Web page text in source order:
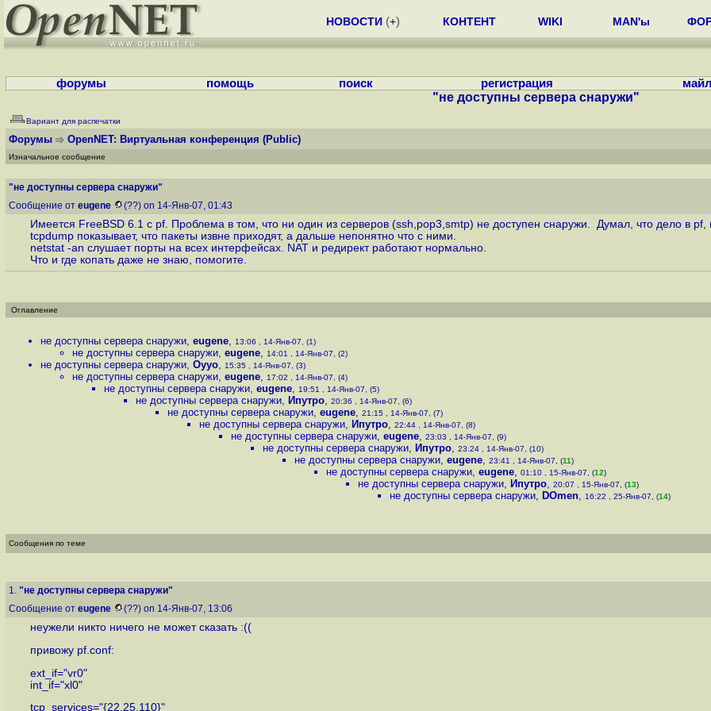
НОВОСТИ (+) КОНТЕНТ WIKI MAN'ы
форумы помощь поиск регистрация
"не доступны сервера снаружи"
Вариант для распечатки
Форумы OpenNET: Виртуальная конференция (Public)
Изначальное сообщение
"не доступны сервера снаружи"
Сообщение от eugene (??) on 14-Янв-07, 01:43
Имеется FreeBSD 6.1 с pf. Проблема в том, что ни один из серверов (ssh,pop3,smtp) не доступен снаружи. Думал, что дело в
tcpdump показывает, что пакеты извне приходят, а дальше непонятно что с ними.
netstat -an слушает порты на всех интерфейсах. NAT и редирект работают нормально.
Что и где копать даже не знаю, помогите.
Оглавление
не доступны сервера снаружи, eugene, 13:06 , 14-Янв-07, (1)
не доступны сервера снаружи, eugene, 14:01 , 14-Янв-07, (2)
не доступны сервера снаружи, Oyyo, 15:35 , 14-Янв-07, (3)
не доступны сервера снаружи, eugene, 17:02 , 14-Янв-07, (4)
не доступны сервера снаружи, eugene, 19:51 , 14-Янв-07, (5)
не доступны сервера снаружи, Ипутро, 20:36 , 14-Янв-07, (6)
не доступны сервера снаружи, eugene, 21:15 , 14-Янв-07, (7)
не доступны сервера снаружи, Ипутро, 22:44 , 14-Янв-07, (8)
не доступны сервера снаружи, eugene, 23:03 , 14-Янв-07, (9)
не доступны сервера снаружи, Ипутро, 23:24 , 14-Янв-07, (10)
не доступны сервера снаружи, eugene, 23:41 , 14-Янв-07, (11)
не доступны сервера снаружи, eugene, 01:10 , 15-Янв-07, (12)
не доступны сервера снаружи, Ипутро, 20:07 , 15-Янв-07, (13)
не доступны сервера снаружи, DOmen, 16:22 , 25-Янв-07, (14)
Сообщения по теме
1. "не доступны сервера снаружи"
Сообщение от eugene (??) on 14-Янв-07, 13:06
неужели никто ничего не может сказать :((
привожу pf.conf:
ext_if="vr0"
int_if="xl0"
tcp_services="{22,25,110}"